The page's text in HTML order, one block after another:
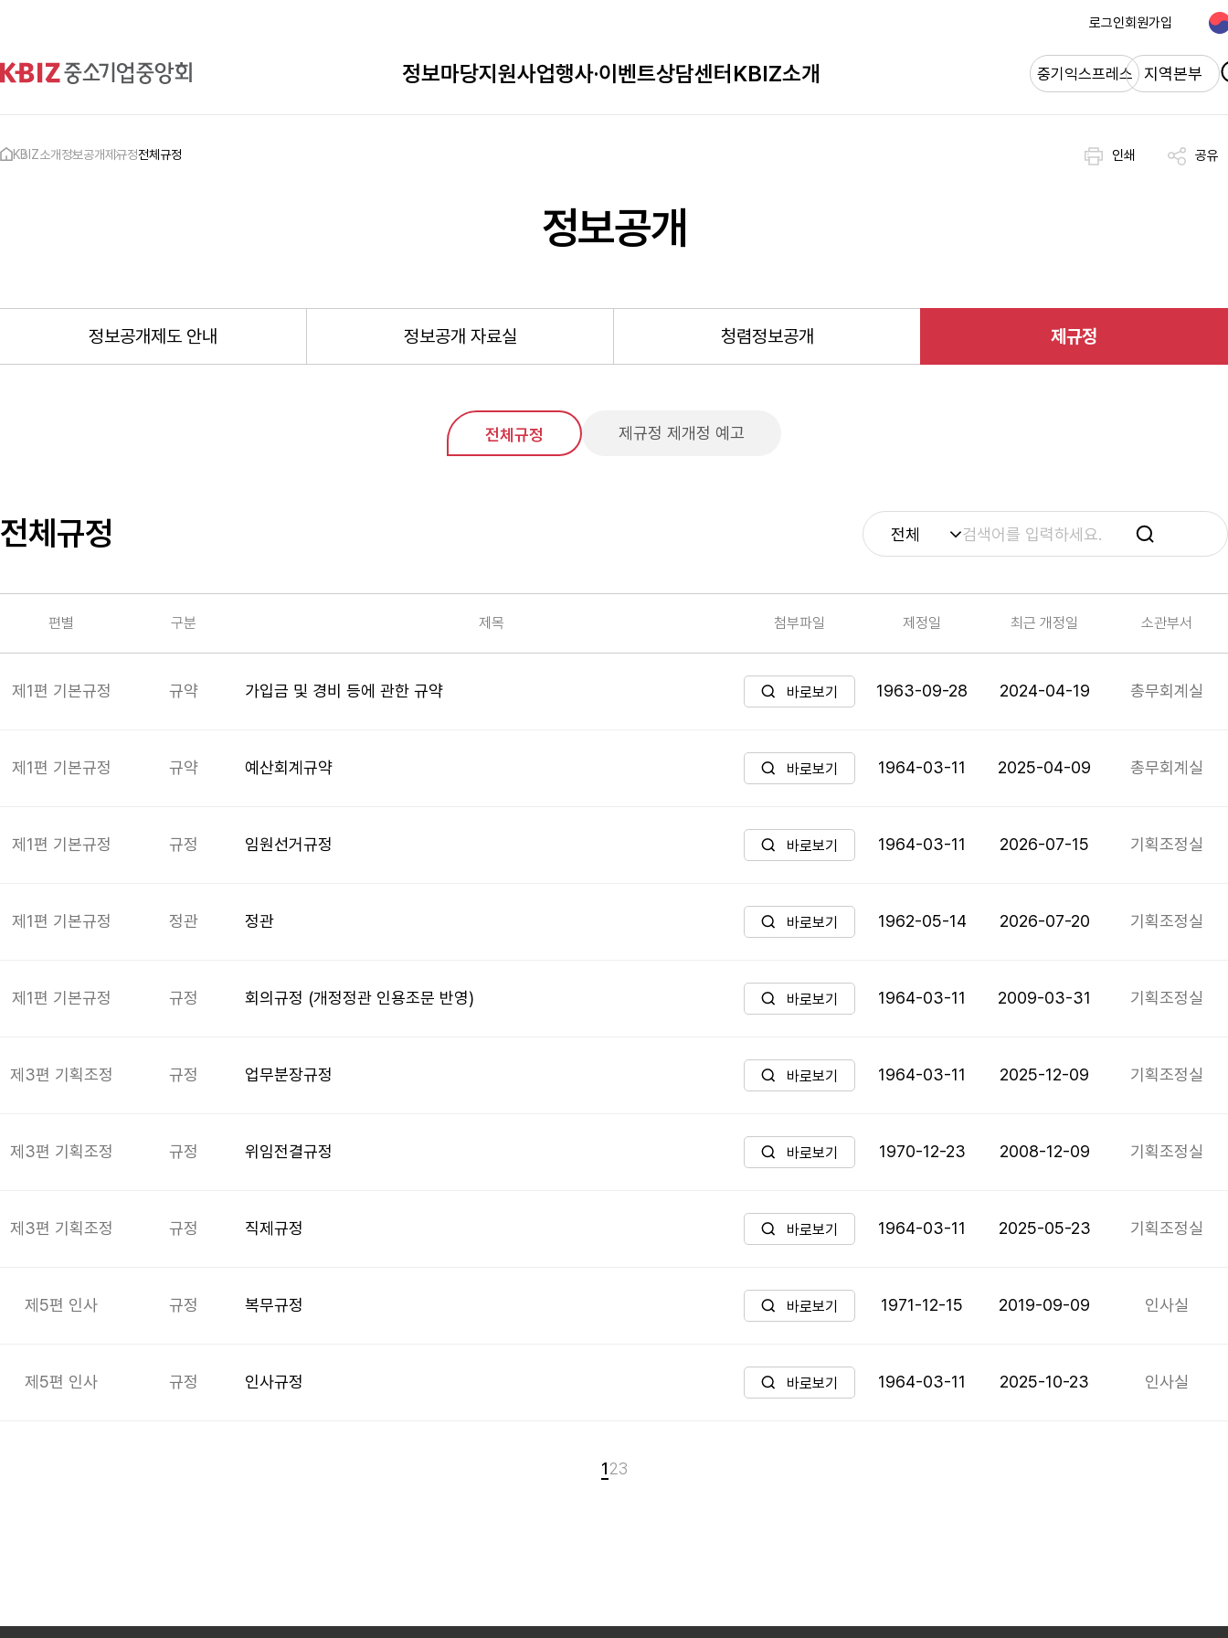
로그인회원가입
정보마당지원사업행사·이벤트상담센터KBIZ소개 중기익스프레스 지역본부
KBIZ소개정보공개제규정전체규정 인쇄 공유
정보공개
정보공개제도 안내 정보공개 자료실 청렴정보공개 제규정
전체규정 제규정 제개정 예고
전체규정
검
색
편별 구분 제목 첨부파일 제정일 최근 개정일 소관부서
제1편 기본규정 규약 가입금 및 경비 등에 관한 규약 바로보기 1963-09-28 2024-04-19 총무회계실
제1편 기본규정 규약 예산회계규약 바로보기 1964-03-11 2025-04-09 총무회계실
제1편 기본규정 규정 임원선거규정 바로보기 1964-03-11 2026-07-15 기획조정실
제1편 기본규정 정관 정관 바로보기 1962-05-14 2026-07-20 기획조정실
제1편 기본규정 규정 회의규정 (개정정관 인용조문 반영) 바로보기 1964-03-11 2009-03-31 기획조정실
제3편 기획조정 규정 업무분장규정 바로보기 1964-03-11 2025-12-09 기획조정실
제3편 기획조정 규정 위임전결규정 바로보기 1970-12-23 2008-12-09 기획조정실
제3편 기획조정 규정 직제규정 바로보기 1964-03-11 2025-05-23 기획조정실
제5편 인사 규정 복무규정 바로보기 1971-12-15 2019-09-09 인사실
제5편 인사 규정 인사규정 바로보기 1964-03-11 2025-10-23 인사실
123